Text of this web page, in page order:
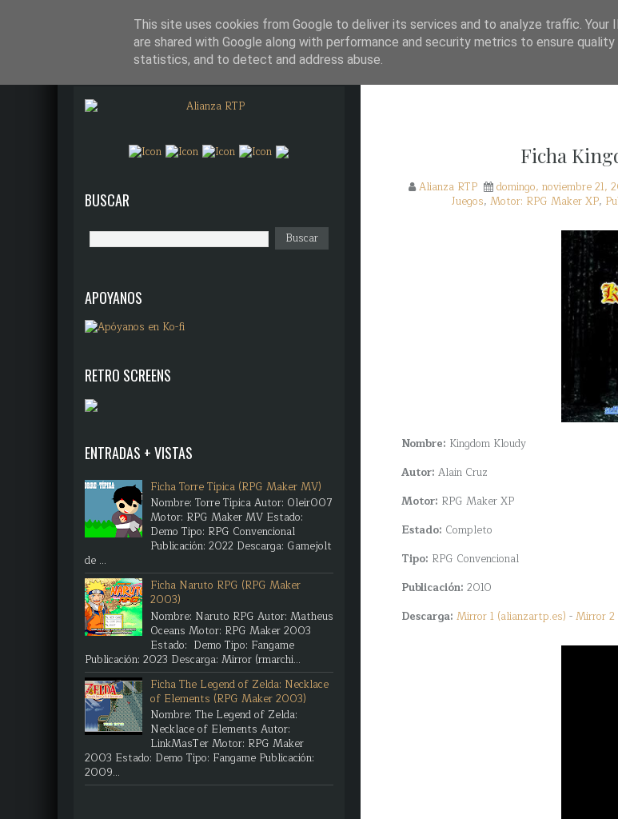
Ficha
Alianza RTP domingo, noviembre 21,
Juegos, Motor: RPG Maker XP,
Nombre: Kingdom Kloudy
Autor: Alain Cruz
Motor: RPG Maker XP
Estado: Completo
Tipo: RPG Convencional
Publicación: 2010
Descarga: Mirror 1 (alianzartp.es) -Mirror
BUSCAR
APOYANOS
RETRO SCREENS
ENTRADAS + VISTAS
Ficha Torre Típica (RPG Maker MV)
Nombre: Torre Típica Autor: Oleir007
Motor: RPG Maker MV Estado:
Demo Tipo: RPG Convencional
Publicación: 2022 Descarga: Gamejolt
de ...
Ficha Naruto RPG (RPG Maker
2003)
Nombre: Naruto RPG Autor: Matheus
Oceans Motor: RPG Maker 2003
Estado: Demo Tipo: Fangame
Publicación: 2023 Descarga: Mirror (rmarchi...
Ficha The Legend of Zelda: Necklace
of Elements (RPG Maker 2003)
Nombre: The Legend of Zelda:
Necklace of Elements Autor:
LinkMasTer Motor: RPG Maker
2003 Estado: Demo Tipo: Fangame Publicación:
2009...
This site uses cookies from Google to deliver its services and to analyze traffic. Your
are shared with Google along with performance and security metrics to ensure
statistics, and to detect and address abuse.